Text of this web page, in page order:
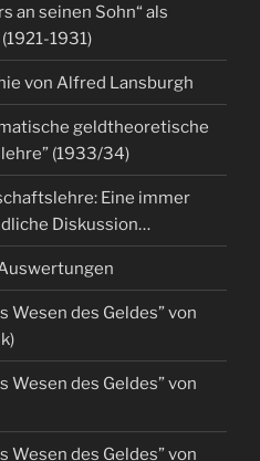
an seinen Sohn“ als
1931)
von Alfred Lansburgh
geldtheoretische
(1933/34)
Eine immer
Diskussion…
Wesen des Geldes” von
Wesen des Geldes” von
Wesen des Geldes” von